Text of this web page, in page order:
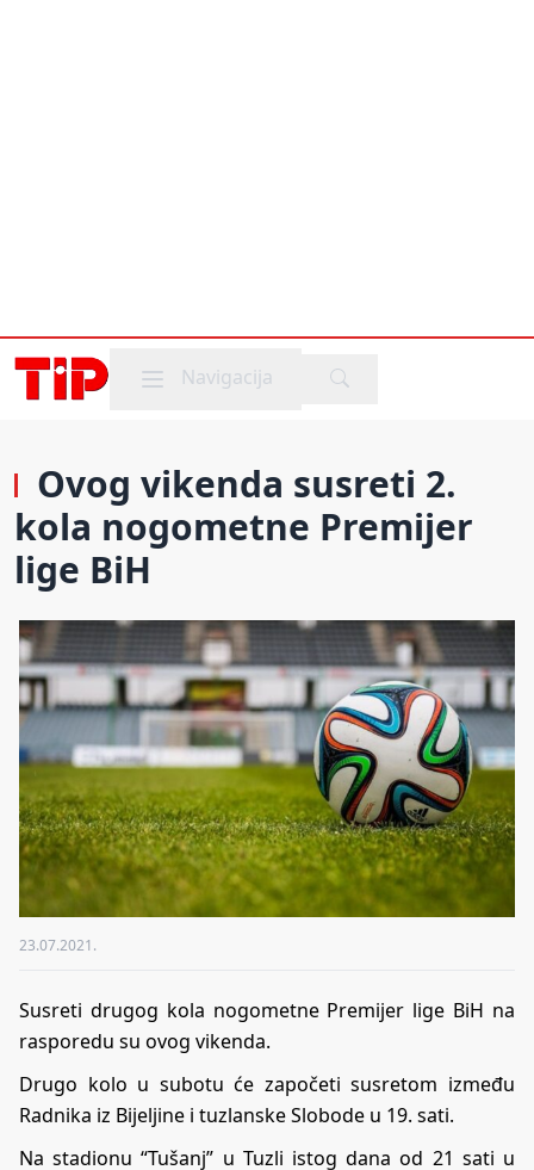
Mobile menu
Navigacija
Ovog vikenda susreti 2.
kola nogometne Premijer
lige BiH
23.07.2021.
Susreti drugog kola nogometne Premijer lige BiH na
rasporedu su ovog vikenda.
Drugo kolo u subotu će započeti susretom između
Radnika iz Bijeljine i tuzlanske Slobode u 19. sati.
Na stadionu “Tušanj” u Tuzli istog dana od 21 sati u